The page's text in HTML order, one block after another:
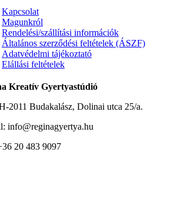
Kapcsolat
Magunkról
Rendelési/szállítási információk
Általános szerződési feltételek (ÁSZF)
Adatvédelmi tájékoztató
Elállási feltételek
Kreatív Gyertyastúdió
2011 Budakalász, Dolinai utca 25/a.
info@reginagyertya.hu
20 483 9097